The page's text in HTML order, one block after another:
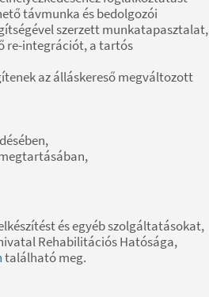
távmunka és bedolgozói
szerzett munkatapasztalat,
re-integrációt, a tartós
az álláskereső megváltozott
és egyéb szolgáltatásokat,
Rehabilitációs Hatósága,
található meg.